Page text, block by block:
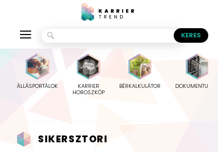
ÁLLÁSPORTÁLOK
KARRIER
HOROSZKÓP
BÉRKALKULÁTOR
SIKERSZTORI